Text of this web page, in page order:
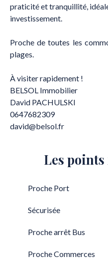
praticité et tranquillité,
investissement.
Proche de toutes les
plages.
À visiter rapidement !
BELSOL Immobilier
David PACHULSKI
0647682309
david@belsol.fr
Les
Proche Port
Sécurisée
Proche arrêt Bus
Proche Commerces